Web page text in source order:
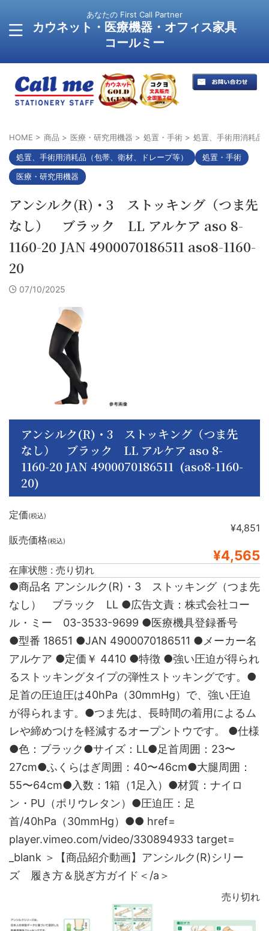
あなたの First Call Partner
カウネット・医療機器・オフィス家具
コールミー
HOME > 商品 > 医療・研究用機器 > 処置・手術 > 処置、手術用消耗品
処置、手術用消耗品（包帯、衛材、ドレープ等）
処置・手術
医療・研究用機器
アンシルク(R)・3 ストッキング（つま先
なし） ブラック LL アルケア aso 8-
1160-20 JAN 4900070186511 aso8-1160-
20
07/10/2025
アンシルク(R)・3 ストッキング（つま先
なし） ブラック LL アルケア aso 8-
1160-20 JAN 4900070186511 (aso8-1160-
20)
定価(税込)
¥4,851
販売価格(税込)
¥4,565
在庫状態 : 売り切れ
●商品名 アンシルク(R)・3 ストッキング（つま先
なし） ブラック LL ●広告文責：株式会社コー
ル・ミー 03-3533-9699 ●医療機具登録番号
●型番 18651 ●JAN 4900070186511 ●メーカー名
アルケア ●定価￥ 4410 ●特徴 ●強い圧迫が得られ
るストッキングタイプの弾性ストッキングです。●
足首の圧迫圧は40hPa（30mmHg）で、強い圧迫
が得られます。●つま先は、長時間の着用によるム
レや締めつけを軽減するオープントウです。 ●仕様
●色：ブラック●サイズ：LL●足首周囲：23〜
27cm●ふくらはぎ周囲：40〜46cm●大腿周囲：
55〜64cm●入数：1箱（1足入）●材質：ナイロ
ン・PU（ポリウレタン）●圧迫圧：足
首/40hPa（30mmHg）●● href=
player.vimeo.com/video/330894933 target=
_blank ＞【商品紹介動画】アンシルク(R)シリー
ズ 履き方＆脱ぎ方ガイド＜/a＞
売り切れ